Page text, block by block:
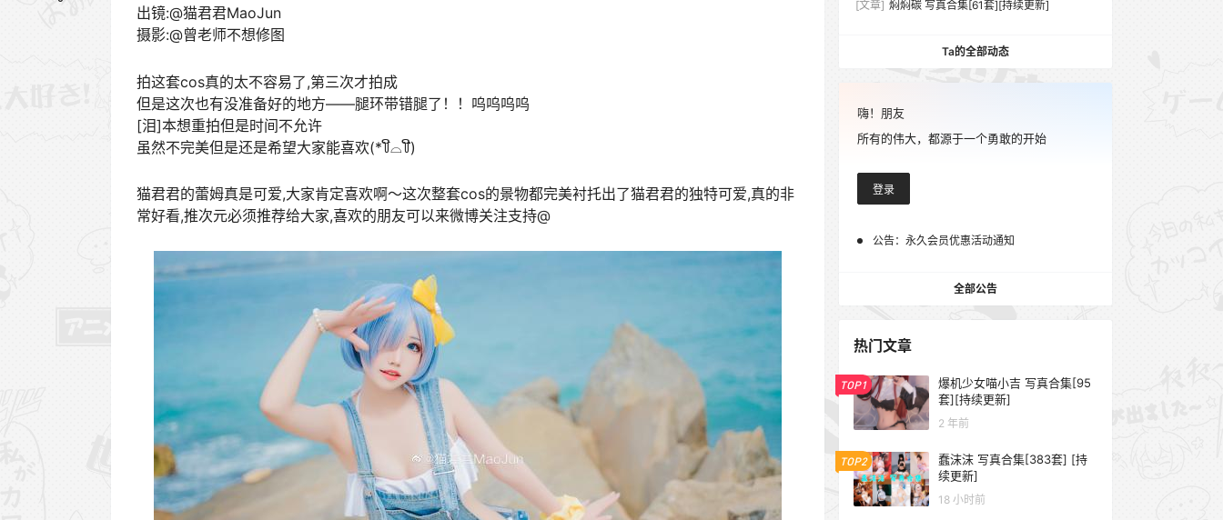
出镜:@猫君君MaoJun
摄影:@曾老师不想修图
拍这套cos真的太不容易了,第三次才拍成
但是这次也有没准备好的地方——腿环带错腿了！！呜呜呜呜
[泪]本想重拍但是时间不允许
虽然不完美但是还是希望大家能喜欢(*꒦ິ⌓꒦ີ)
猫君君的蕾姆真是可爱,大家肯定喜欢啊～这次整套cos的景物都完美衬托出了猫君君的独特可爱,真的非
常好看,推次元必须推荐给大家,喜欢的朋友可以来微博关注支持@
[文章] 焖焖碳 写真合集[61套][持续更新]
Ta的全部动态
嗨！朋友
所有的伟大，都源于一个勇敢的开始
登录
公告： 永久会员优惠活动通知
全部公告
热门文章
TOP1
爆机少女喵小吉 写真合集[95
套][持续更新]
2 年前
TOP2
蠢沫沫 写真合集[383套] [持
续更新]
18 小时前